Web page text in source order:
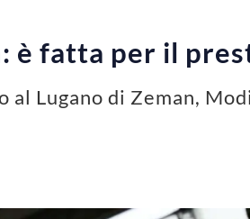
è fatta per il
al Lugano di Zeman,